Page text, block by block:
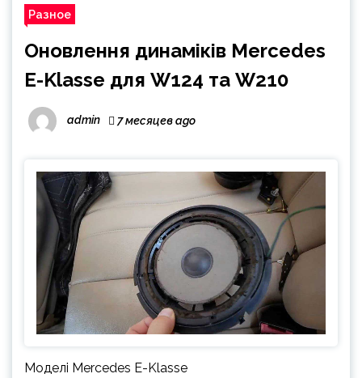
Разное
Оновлення динаміків Mercedes
E-Klasse для W124 та W210
admin 7 месяцев ago
Моделі Mercedes E-Klasse